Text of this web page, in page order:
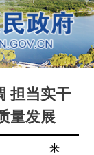
担当实干
量发展
来